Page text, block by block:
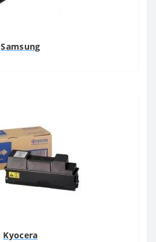
Samsung
Kyocera